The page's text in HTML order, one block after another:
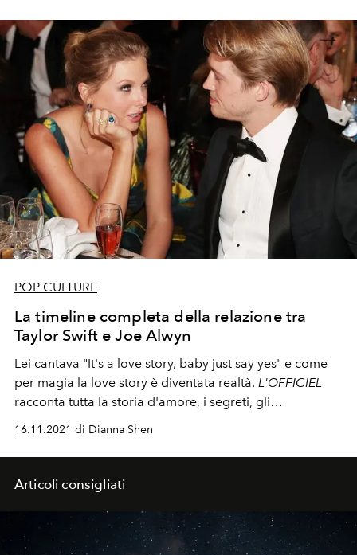
POP CULTURE
La timeline completa della relazione tra
Taylor Swift e Joe Alwyn
Lei cantava "It's a love story, baby just say yes" e come
per magia la love story è diventata realtà. L'OFFICIEL
racconta tutta la storia d'amore, i segreti, gli
16.11.2021 di Dianna Shen
Articoli consigliati